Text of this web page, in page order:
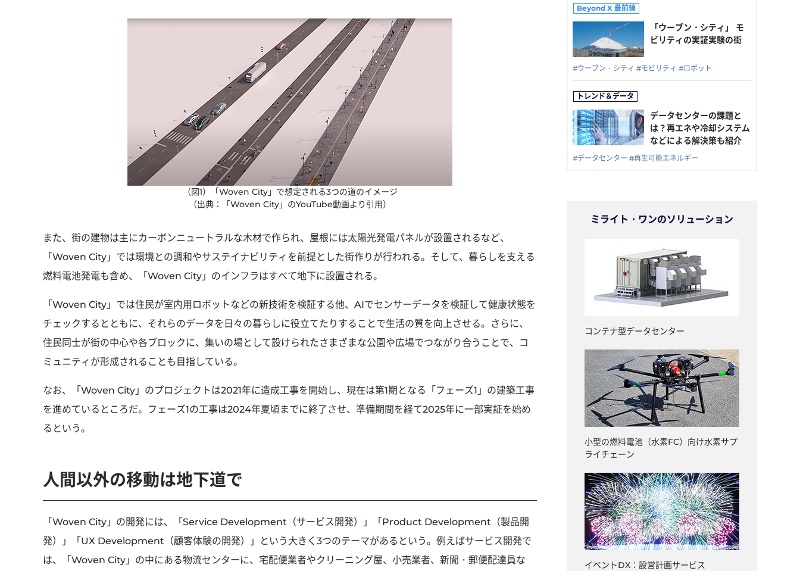
（図1）「Woven City」で想定される3つの道のイメージ
（出典：「Woven City」のYouTube動画より引用）
また、街の建物は主にカーボンニュートラルな木材で作られ、屋根には太陽光発電パネルが設置されるなど、
「Woven City」では環境との調和やサステイナビリティを前提とした街作りが行われる。そして、暮らしを支える
燃料電池発電も含め、「Woven City」のインフラはすべて地下に設置される。
「Woven City」では住民が室内用ロボットなどの新技術を検証する他、AIでセンサーデータを検証して健康状態を
チェックするとともに、それらのデータを日々の暮らしに役立てたりすることで生活の質を向上させる。さらに、
住民同士が街の中心や各ブロックに、集いの場として設けられたさまざまな公園や広場でつながり合うことで、コ
ミュニティが形成されることも目指している。
なお、「Woven City」のプロジェクトは2021年に造成工事を開始し、現在は第1期となる「フェーズ1」の建築工事
を進めているところだ。フェーズ1の工事は2024年夏頃までに終了させ、準備期間を経て2025年に一部実証を始め
るという。
人間以外の移動は地下道で
「Woven City」の開発には、「Service Development（サービス開発）」「Product Development（製品開
発）」「UX Development（顧客体験の開発）」という大きく3つのテーマがあるという。例えばサービス開発で
は、「Woven City」の中にある物流センターに、宅配便業者やクリーニング屋、小売業者、新聞・郵便配達員な
「ウーブン・シティ」 モ
ビリティの実証実験の街
#ウーブン・シティ #モビリティ #ロボット
データセンターの課題と
は？再エネや冷却システム
などによる解決策も紹介
#データセンター #再生可能エネルギー
ミライト・ワンのソリューション
コンテナ型データセンター
小型の燃料電池（水素FC）向け水素サプ
ライチェーン
イベントDX：設営計画サービス